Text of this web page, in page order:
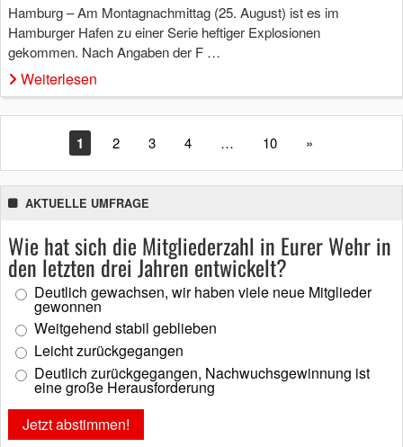
Hamburg – Am Montagnachmittag (25. August) ist es im
Hamburger Hafen zu einer Serie heftiger Explosionen
gekommen. Nach Angaben der F …
Weiterlesen
1 2 3 4 … 10 »
AKTUELLE UMFRAGE
Wie hat sich die Mitgliederzahl in Eurer Wehr in
den letzten drei Jahren entwickelt?
Deutlich gewachsen, wir haben viele neue Mitglieder
gewonnen
Weitgehend stabil geblieben
Leicht zurückgegangen
Deutlich zurückgegangen, Nachwuchsgewinnung ist
eine große Herausforderung